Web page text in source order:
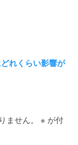
れくらい影響が
ません。 ※ が付